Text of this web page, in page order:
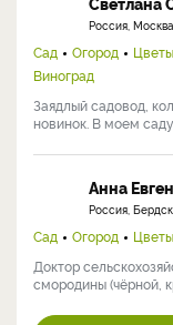
Россия, Москва
Сад Огород Цветы
Виноград
Заядлый садовод,
новинок. В моем
Анна
Россия, Бердск
Сад Огород Цветы
Доктор
смородины (чёрной,